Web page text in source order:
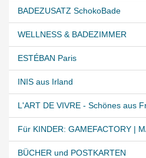
BADEZUSATZ SchokoBade
WELLNESS & BADEZIMMER
ESTÉBAN Paris
INIS aus Irland
L'ART DE VIVRE - Schönes aus
Für KINDER: GAMEFACTORY |
BÜCHER und POSTKARTEN